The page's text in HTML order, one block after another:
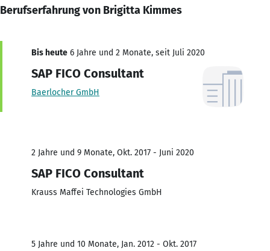
Berufserfahrung von Brigitta Kimmes
Bis heute 6 Jahre und 2 Monate, seit Juli 2020
SAP FICO Consultant
Baerlocher GmbH
2 Jahre und 9 Monate, Okt. 2017 - Juni 2020
SAP FICO Consultant
Krauss Maffei Technologies GmbH
5 Jahre und 10 Monate, Jan. 2012 - Okt. 2017